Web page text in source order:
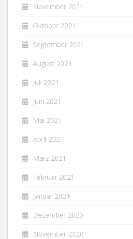
November 2021
Oktober 2021
September 2021
August 2021
Juli 2021
Juni 2021
Mai 2021
April 2021
März 2021
Februar 2021
Januar 2021
Dezember 2020
November 2020